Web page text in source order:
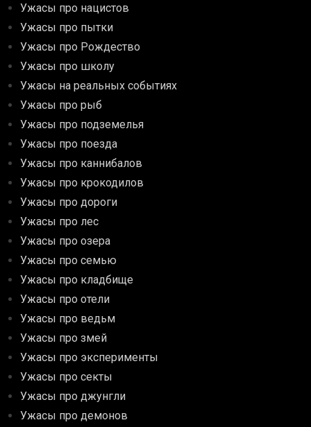
Ужасы про нацистов
Ужасы про пытки
Ужасы про Рождество
Ужасы про школу
Ужасы на реальных событиях
Ужасы про рыб
Ужасы про подземелья
Ужасы про поезда
Ужасы про каннибалов
Ужасы про крокодилов
Ужасы про дороги
Ужасы про лес
Ужасы про озера
Ужасы про семью
Ужасы про кладбище
Ужасы про отели
Ужасы про ведьм
Ужасы про змей
Ужасы про эксперименты
Ужасы про секты
Ужасы про джунгли
Ужасы про демонов